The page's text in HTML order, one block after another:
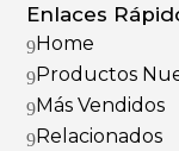
Enlaces
9Home
9Productos
9Más Vendidos
9Relacionados